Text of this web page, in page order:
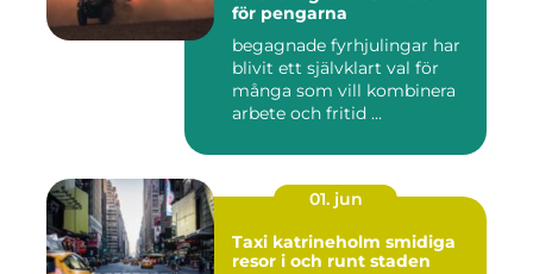
för pengarna
begagnade fyrhjulingar har
blivit ett självklart val för
många som vill kombinera
arbete och fritid ...
01. jun
Taxi katrineholm smidiga
resor i och runt staden